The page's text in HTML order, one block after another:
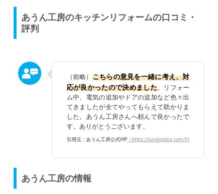
あうん工房のキッチンリフォームの口コミ・
評判
（前略） こちらの意見を一緒に考え、対
応が良かったので決めました。リフォー
ム中、電気の追加やドアの追加など色々出
てきましたが全てやってもらえて助かりま
した。あうん工房さんへ頼んで良かったで
す。ありがとうございます。
引用元：あうん工房公式HP（https://aunkoubou.com/Feedback/
あうん工房の情報